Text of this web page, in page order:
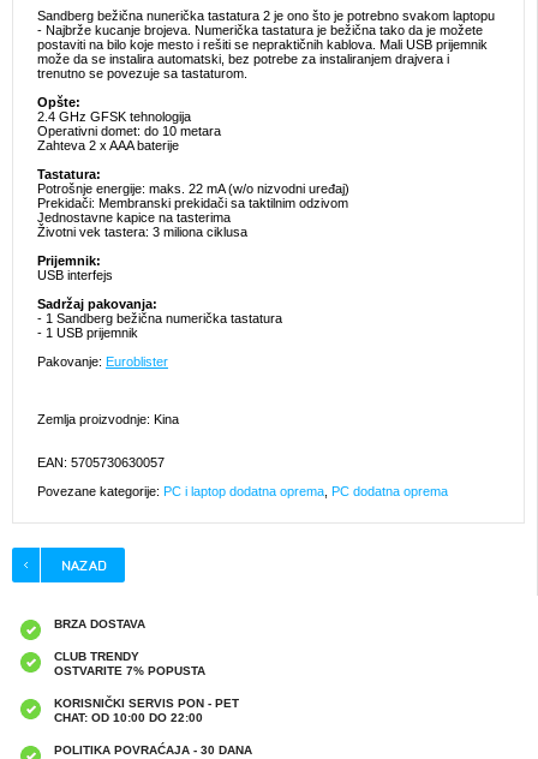
Sandberg bežična nunerička tastatura 2 je ono što je potrebno svakom laptopu
- Najbrže kucanje brojeva. Numerička tastatura je bežična tako da je možete
postaviti na bilo koje mesto i rešiti se nepraktičnih kablova. Mali USB prijemnik
može da se instalira automatski, bez potrebe za instaliranjem drajvera i
trenutno se povezuje sa tastaturom.
Opšte:
2.4 GHz GFSK tehnologija
Operativni domet: do 10 metara
Zahteva 2 x AAA baterije
Tastatura:
Potrošnje energije: maks. 22 mA (w/o nizvodni uređaj)
Prekidači: Membranski prekidači sa taktilnim odzivom
Jednostavne kapice na tasterima
Životni vek tastera: 3 miliona ciklusa
Prijemnik:
USB interfejs
Sadržaj pakovanja:
- 1 Sandberg bežična numerička tastatura
- 1 USB prijemnik
Pakovanje: Euroblister
Zemlja proizvodnje: Kina
EAN: 5705730630057
Povezane kategorije: PC i laptop dodatna oprema PC dodatna oprema
BRZA DOSTAVA
CLUB TRENDY
OSTVARITE 7% POPUSTA
KORISNIČKI SERVIS PON - PET
CHAT: OD 10:00 DO 22:00
POLITIKA POVRAĆAJA - 30 DANA